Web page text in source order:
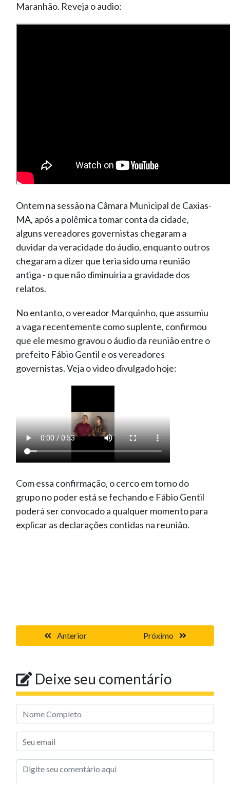
Maranhão. Reveja o audio:
Ontem na sessão na Câmara Municipal de Caxias-
MA, após a polêmica tomar conta da cidade,
alguns vereadores governistas chegaram a
duvidar da veracidade do áudio, enquanto outros
chegaram a dizer que teria sido uma reunião
antiga - o que não diminuiria a gravidade dos
relatos.
No entanto, o vereador Marquinho, que assumiu
a vaga recentemente como suplente, confirmou
que ele mesmo gravou o áudio da reunião entre o
prefeito Fábio Gentil e os vereadores
governistas. Veja o video divulgado hoje:
Com essa confirmação, o cerco em torno do
grupo no poder está se fechando e Fábio Gentil
poderá ser convocado a qualquer momento para
explicar as declarações contidas na reunião.
Anterior Próximo
Deixe seu comentário